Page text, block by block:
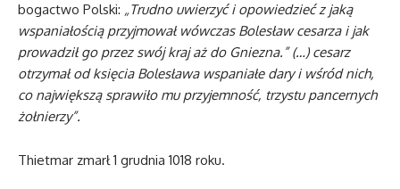
bogactwo Polski: „Trudno uwierzyć i opowiedzieć z jaką
wspaniałością przyjmował wówczas Bolesław cesarza i jak
prowadził go przez swój kraj aż do Gniezna.” (…) cesarz
otrzymał od księcia Bolesława wspaniałe dary i wśród nich,
co największą sprawiło mu przyjemność, trzystu pancernych
żołnierzy”.
Thietmar zmarł 1 grudnia 1018 roku.